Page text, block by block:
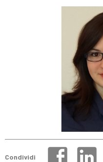
Condividi